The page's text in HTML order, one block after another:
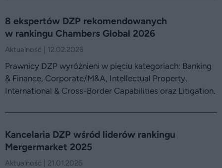
8 ekspertów DZP rekomendowanych
w rankingu Chambers Global 2026
Aktualność | 12.02.2026
Prawnicy DZP wyróżnieni w pięciu kategoriach: Banking
& Finance, Corporate/M&A, Intellectual Property,
International & Cross-Border Capabilities oraz Litigation.
Kancelaria DZP wśród liderów rankingu
Mergermarket 2025
Aktualność | 21.01.2026